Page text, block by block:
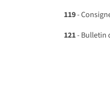
119-
121- Bulletin